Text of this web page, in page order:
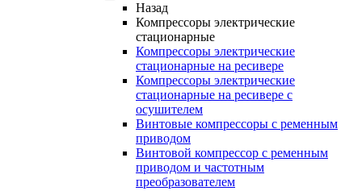
Назад
Компрессоры электрические
стационарные
Компрессоры электрические
стационарные на ресивере
Компрессоры электрические
стационарные на ресивере с
осушителем
Винтовые компрессоры с ременным
приводом
Винтовой компрессор с ременным
приводом и частотным
преобразователем